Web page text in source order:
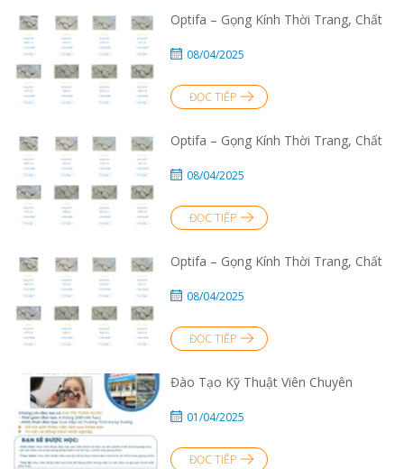
Optifa – Gọng Kính Thời Trang, Chất
08/04/2025
ĐỌC TIẾP
Optifa – Gọng Kính Thời Trang, Chất
08/04/2025
ĐỌC TIẾP
Optifa – Gọng Kính Thời Trang, Chất
08/04/2025
ĐỌC TIẾP
Đào Tạo Kỹ Thuật Viên Chuyên
01/04/2025
ĐỌC TIẾP